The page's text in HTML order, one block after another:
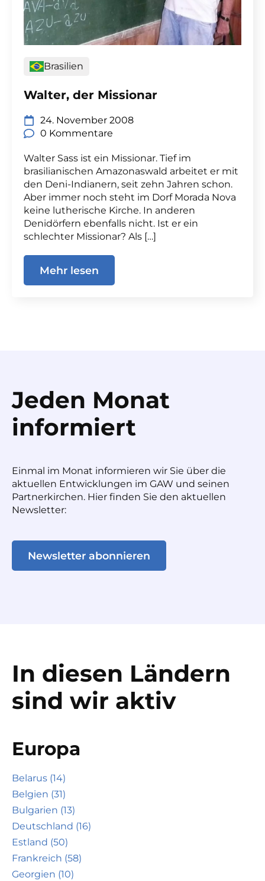
Brasilien
Walter, der Missionar
24. November 2008
0 Kommentare
Walter Sass ist ein Missionar. Tief im
brasilianischen Amazonaswald arbeitet er mit
den Deni-Indianern, seit zehn Jahren schon.
Aber immer noch steht im Dorf Morada Nova
keine lutherische Kirche. In anderen
Denidörfern ebenfalls nicht. Ist er ein
schlechter Missionar? Als […]
Mehr lesen
Jeden Monat
informiert
Einmal im Monat informieren wir Sie über die
aktuellen Entwicklungen im GAW und seinen
Partnerkirchen. Hier finden Sie den aktuellen
Newsletter:
Newsletter abonnieren
In diesen Ländern
sind wir aktiv
Europa
Belarus (14)
Belgien (31)
Bulgarien (13)
Deutschland (16)
Estland (50)
Frankreich (58)
Georgien (10)